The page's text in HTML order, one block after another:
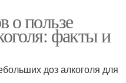
о пользе
факты и
доз алкоголя для